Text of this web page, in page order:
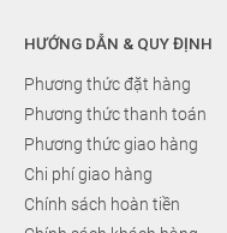
HƯỚNG DẪN & QUY ĐỊNH
Phương thức đặt hàng
Phương thức thanh toán
Phương thức giao hàng
Chi phí giao hàng
Chính sách hoàn tiền